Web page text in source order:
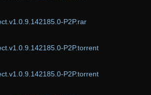
P2P.rar
P2P.torrent
P2P.torrent